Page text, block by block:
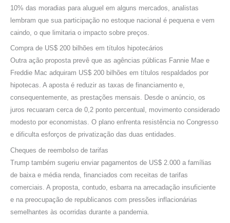
10% das moradias para aluguel em alguns mercados, analistas
lembram que sua participação no estoque nacional é pequena e vem
caindo, o que limitaria o impacto sobre preços.
Compra de US$ 200 bilhões em títulos hipotecários
Outra ação proposta prevê que as agências públicas Fannie Mae e
Freddie Mac adquiram US$ 200 bilhões em títulos respaldados por
hipotecas. A aposta é reduzir as taxas de financiamento e,
consequentemente, as prestações mensais. Desde o anúncio, os
juros recuaram cerca de 0,2 ponto percentual, movimento considerado
modesto por economistas. O plano enfrenta resistência no Congresso
e dificulta esforços de privatização das duas entidades.
Cheques de reembolso de tarifas
Trump também sugeriu enviar pagamentos de US$ 2.000 a famílias
de baixa e média renda, financiados com receitas de tarifas
comerciais. A proposta, contudo, esbarra na arrecadação insuficiente
e na preocupação de republicanos com pressões inflacionárias
semelhantes às ocorridas durante a pandemia.